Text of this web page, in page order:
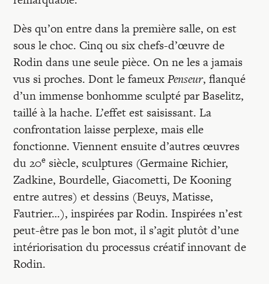
Mon compte
Dès qu’on entre dans la première salle, on est
sous le choc. Cinq ou six chefs-d’œuvre de
Rodin dans une seule pièce. On ne les a jamais
vus si proches. Dont le fameuxPenseur, flanqué
d’un immense bonhomme sculpté par Baselitz,
taillé à la hache. L’effet est saisissant. La
confrontation laisse perplexe, mais elle
fonctionne. Viennent ensuite d’autres œuvres
du 20e siècle, sculptures (Germaine Richier,
Zadkine, Bourdelle, Giacometti, De Kooning
entre autres) et dessins (Beuys, Matisse,
Fautrier…), inspirées par Rodin. Inspirées n’est
peut-être pas le bon mot, il s’agit plutôt d’une
intériorisation du processus créatif innovant de
Rodin.